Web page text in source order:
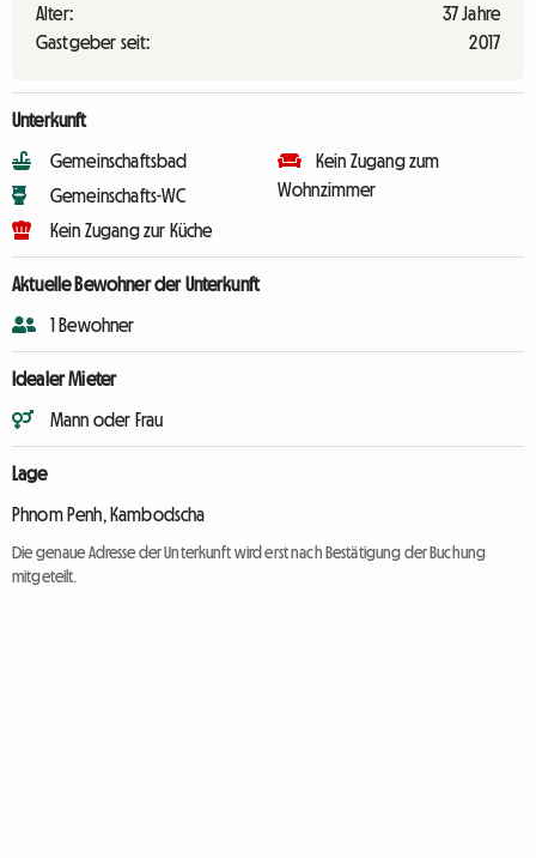
Alter:
37 Jahre
Gastgeber seit:
2017
Unterkunft
Gemeinschaftsbad
Gemeinschafts-WC
Kein Zugang zur Küche
Kein Zugang zum
Wohnzimmer
Aktuelle Bewohner der Unterkunft
1 Bewohner
Idealer Mieter
Mann oder Frau
Lage
Phnom Penh, Kambodscha
Die genaue Adresse der Unterkunft wird erst nach Bestätigung der Buchung
mitgeteilt.